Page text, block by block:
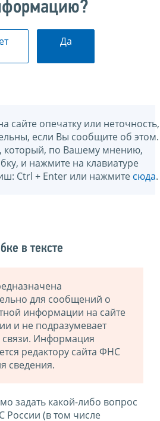
Да
сайте опечатку или неточность,
если Вы сообщите об этом.
который, по Вашему мнению,
и нажмите на клавиатуре
Ctrl + Enter или нажмите сюда.
в тексте
для сообщений о
информации на сайте
и не подразумевает
связи. Информация
редактору сайта ФНС
сведения.
задать какой-либо вопрос
России (в том числе